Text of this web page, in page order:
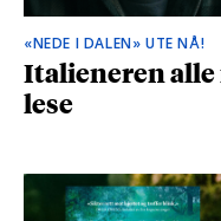
«NEDE I DALEN» UTE NÅ!
Italieneren
lese